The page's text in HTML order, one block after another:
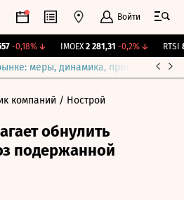
Войти
-0,18% ↓ IMOEX 2 281,31 -0,2%↓ RTSI
меры, динамика, прогнозы
компаний / Нострой
обнулить
подержанной